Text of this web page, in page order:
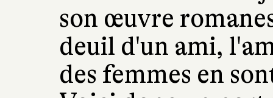
son œuvre
deuil d'un ami,
des femmes en